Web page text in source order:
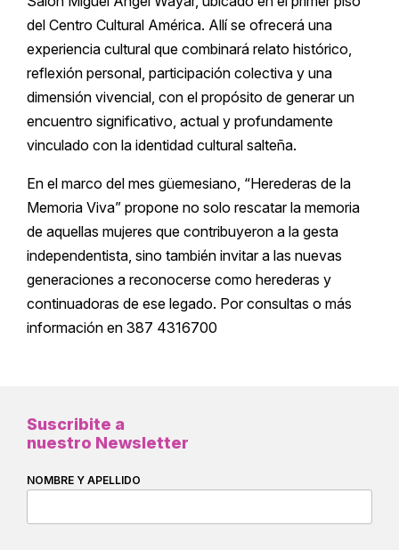
del Centro Cultural América. Allí se ofrecerá una
experiencia cultural que combinará relato histórico,
reflexión personal, participación colectiva y una
dimensión vivencial, con el propósito de generar un
encuentro significativo, actual y profundamente
vinculado con la identidad cultural salteña.
En el marco del mes güemesiano, “Herederas de la
Memoria Viva” propone no solo rescatar la memoria
de aquellas mujeres que contribuyeron a la gesta
independentista, sino también invitar a las nuevas
generaciones a reconocerse como herederas y
continuadoras de ese legado. Por consultas o más
información en 387 4316700
Suscribite a
nuestro Newsletter
NOMBRE Y APELLIDO